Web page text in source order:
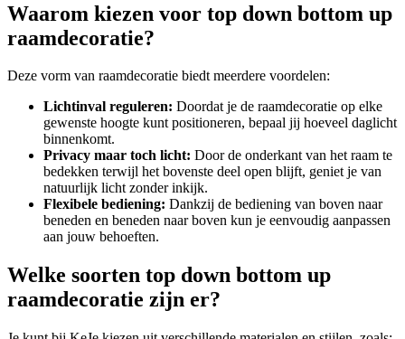
Waarom kiezen voor top down bottom up
raamdecoratie?
Deze vorm van raamdecoratie biedt meerdere voordelen:
Lichtinval reguleren: Doordat je de raamdecoratie op elke
gewenste hoogte kunt positioneren, bepaal jij hoeveel daglicht
binnenkomt.
Privacy maar toch licht: Door de onderkant van het raam te
bedekken terwijl het bovenste deel open blijft, geniet je van
natuurlijk licht zonder inkijk.
Flexibele bediening: Dankzij de bediening van boven naar
beneden en beneden naar boven kun je eenvoudig aanpassen
aan jouw behoeften.
Welke soorten top down bottom up
raamdecoratie zijn er?